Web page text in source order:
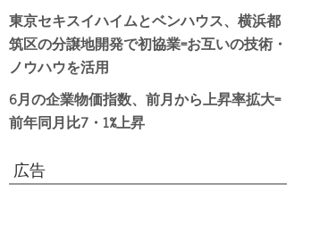
東京セキスイハイムとベンハウス、横浜都
筑区の分譲地開発で初協業=お互いの技術・
ノウハウを活用
6月の企業物価指数、前月から上昇率拡大=
前年同月比7・1%上昇
広告